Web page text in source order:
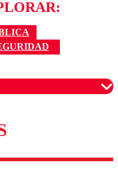
para garantizar un